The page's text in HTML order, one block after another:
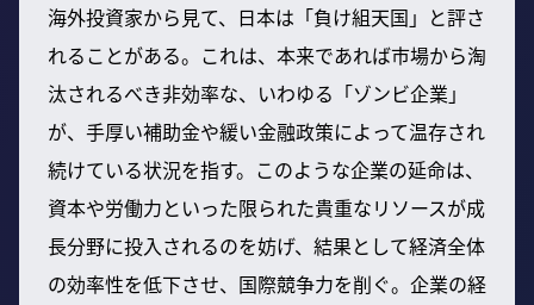
海外投資家から見て、日本は「負け組天国」と評さ
れることがある。これは、本来であれば市場から淘
汰されるべき非効率な、いわゆる「ゾンビ企業」
が、手厚い補助金や緩い金融政策によって温存され
続けている状況を指す。このような企業の延命は、
資本や労働力といった限られた貴重なリソースが成
長分野に投入されるのを妨げ、結果として経済全体
の効率性を低下させ、国際競争力を削ぐ。企業の経